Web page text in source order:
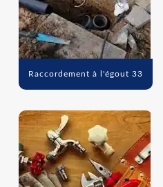
Raccordement à l'égout 33